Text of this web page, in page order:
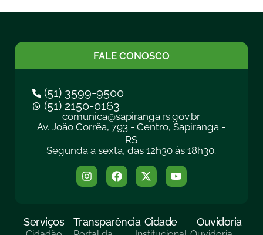
FALE CONOSCO
(51) 3599-9500
(51) 2150-0163
comunica@sapiranga.rs.gov.br
Av. João Corrêa, 793 - Centro, Sapiranga -
RS
Segunda a sexta, das 12h30 às 18h30.
Serviços Transparência Cidade Ouvidoria